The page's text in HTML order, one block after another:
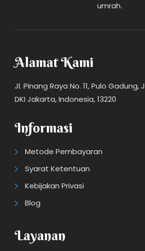
umrah.
Alamat Kami
Jl. Pinang Raya No. 11, Pulo Gadung,
DKI Jakarta, Indonesia, 13220
Informasi
Metode Pembayaran
Syarat Ketentuan
Kebijakan Privasi
Blog
Layanan